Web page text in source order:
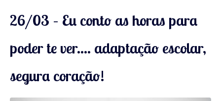
26/03 – Eu conto as horas para
poder te ver…. adaptação escolar,
segura coração!